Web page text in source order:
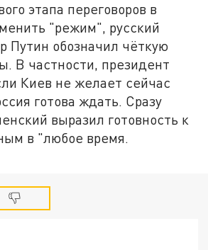
этапа переговоров в
"режим", русский
Путин обозначил чёткую
В частности, президент
Киев не желает сейчас
готова ждать. Сразу
выразил готовность к
в "любое время.